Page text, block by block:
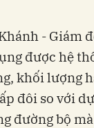
- Giám
được hệ
khối lượng
đôi so với
đường bộ